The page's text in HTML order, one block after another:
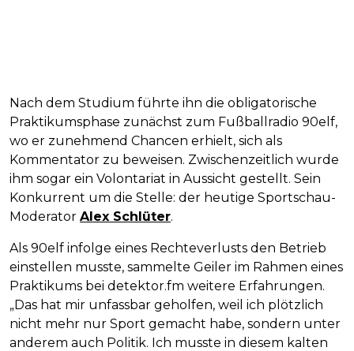
Nach dem Studium führte ihn die obligatorische
Praktikumsphase zunächst zum Fußballradio 90elf,
wo er zunehmend Chancen erhielt, sich als
Kommentator zu beweisen. Zwischenzeitlich wurde
ihm sogar ein Volontariat in Aussicht gestellt. Sein
Konkurrent um die Stelle: der heutige Sportschau-
Moderator Alex Schlüter.
Als 90elf infolge eines Rechteverlusts den Betrieb
einstellen musste, sammelte Geiler im Rahmen eines
Praktikums bei detektor.fm weitere Erfahrungen.
„Das hat mir unfassbar geholfen, weil ich plötzlich
nicht mehr nur Sport gemacht habe, sondern unter
anderem auch Politik. Ich musste in diesem kalten